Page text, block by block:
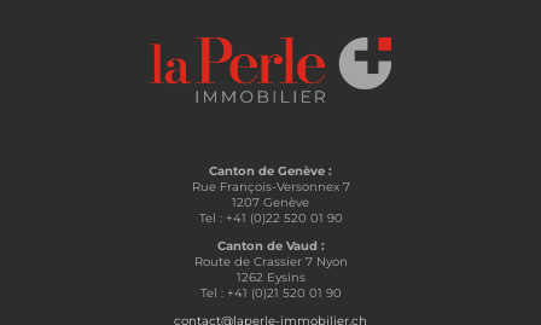
Canton de Genève :
Rue François-Versonnex 7
1207 Genève
Tel : +41 (0)22 520 01 90
Canton de Vaud :
Route de Crassier 7 Nyon
1262 Eysins
Tel : +41 (0)21 520 01 90
contact@laperle-immobilier.ch